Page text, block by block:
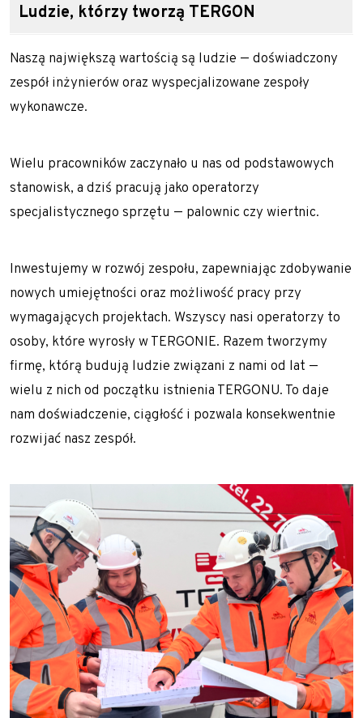
Ludzie, którzy tworzą TERGON
Naszą największą wartością są ludzie — doświadczony
zespół inżynierów oraz wyspecjalizowane zespoły
wykonawcze.
Wielu pracowników zaczynało u nas od podstawowych
stanowisk, a dziś pracują jako operatorzy
specjalistycznego sprzętu — palownic czy wiertnic.
Inwestujemy w rozwój zespołu, zapewniając zdobywanie
nowych umiejętności oraz możliwość pracy przy
wymagających projektach. Wszyscy nasi operatorzy to
osoby, które wyrosły w TERGONIE. Razem tworzymy
firmę, którą budują ludzie związani z nami od lat —
wielu z nich od początku istnienia TERGONU. To daje
nam doświadczenie, ciągłość i pozwala konsekwentnie
rozwijać nasz zespół.